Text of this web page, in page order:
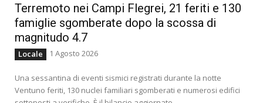
Terremoto nei Campi Flegrei, 21 feriti e 130
famiglie sgomberate dopo la scossa di
magnitudo 4.7
Locale 1 Agosto 2026
Una sessantina di eventi sismici registrati durante la notte
Ventuno feriti, 130 nuclei familiari sgomberati e numerosi edifici